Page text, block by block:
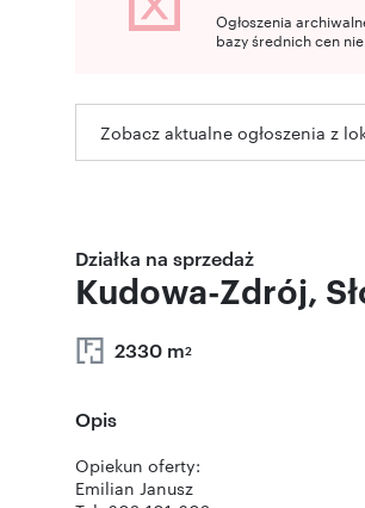
Ogłoszenia
bazy średnich cen
Zobacz aktualne ogłoszenia z
Działka na sprzedaż
Kudowa-Zdrój,
2330 m2
Opis
Opiekun oferty:
Emilian Janusz